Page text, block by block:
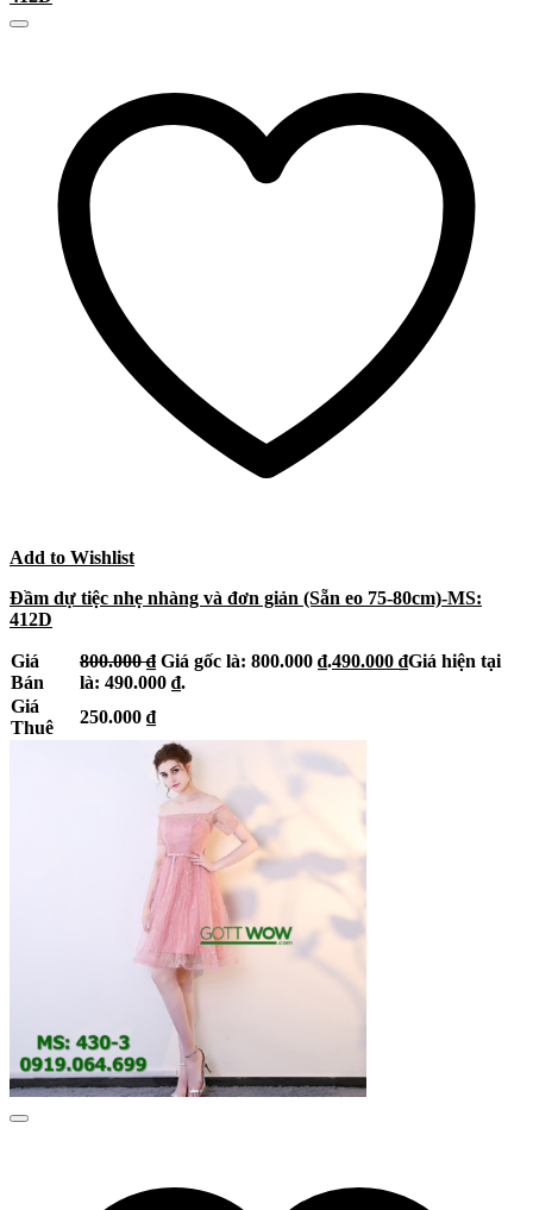
Add to Wishlist
Đầm dự tiệc nhẹ nhàng và đơn giản (Sẵn eo 75-80cm)-MS:
412D
Giá
Bán
800.000₫ Giá gốc là: 800.000 ₫.490.000 ₫Giá hiện tại
là: 490.000 ₫.
Giá
Thuê
250.000 ₫